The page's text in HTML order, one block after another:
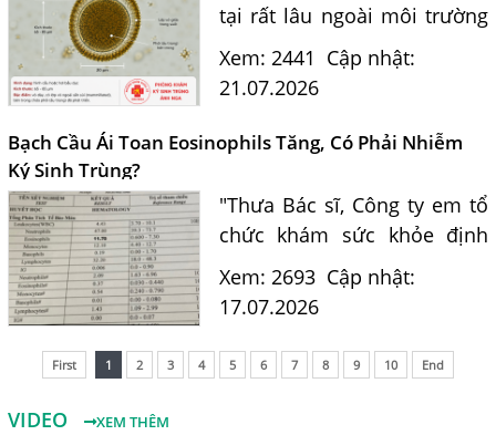
tại rất lâu ngoài môi trường
và là nguồn lây nhiễm nguy
hiểm cho con người. Tiến sĩ
vấn cách nhận biết...
Xem: 2441 Cập nhật:
21.07.2026
Bạch Cầu Ái Toan Eosinophils Tăng, Có Phải Nhiễm
Ký Sinh Trùng?
"Thưa Bác sĩ, Công ty em tổ
chức khám sức khỏe định
kỳ. Kết quả xét nghiệm máu
của em có chỉ số bạch cầu ái
11.7%. Em nghe nói chỉ...
Xem: 2693 Cập nhật:
17.07.2026
First 1 2 3 4 5 6 7 8 9 10 End
VIDEO XEM THÊM